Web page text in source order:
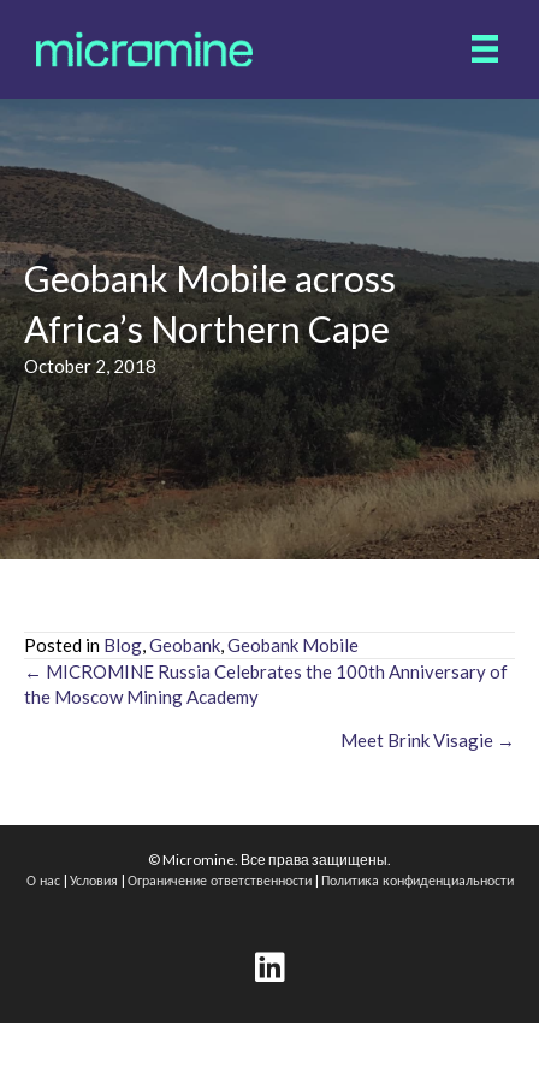
Geobank Mobile across
Africa’s Northern Cape
October 2, 2018
Posted in Blog,Geobank,Geobank Mobile
Posts
← MICROMINE Russia Celebrates the 100th Anniversary of
the Moscow Mining Academy
Meet Brink Visagie →
© Micromine. Все права защищены.
О нас| Условия | Ограничение ответственности| Политика конфиденциальности